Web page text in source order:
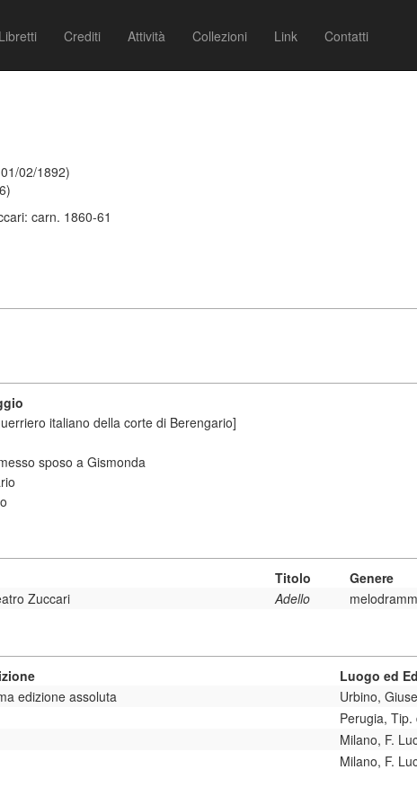
Libretti Crediti Attività Collezioni Link Contatti
02/1892)
carn. 1860-61
italiano della corte di Berengario]
sposo a Gismonda
Titolo Genere
Zuccari Adello
Luogo ed
edizione assoluta
Urbino,
Perugia, Tip.
Milano, F.
Milano, F.